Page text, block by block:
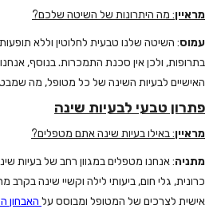
מראיין: מה היתרונות של השיטה שלכם?
עמוס: השיטה שלנו טבעית לחלוטין וללא
בתרופות, ולכן אין סכנת התמכרות. בנוסף,
האישיים לבעיות השינה של כל מטופל, מה
פתרון טבעי לבעיות שינה
מראיין: באילו בעיות שינה אתם מטפלים?
מתניה: אנחנו מטפלים במגוון רחב של בעיות
כרונית, גלי חום, ביעותי לילה וקשיי שינה
אישית לצרכים של המטופל ומבוסס על האבחון